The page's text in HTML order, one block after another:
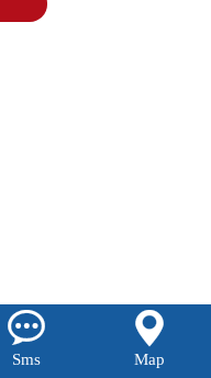

Sms

Map